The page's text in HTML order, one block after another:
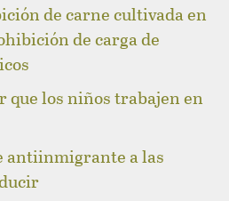
de carne cultivada en
de carga de
que los niños trabajen en
antiinmigrante a las